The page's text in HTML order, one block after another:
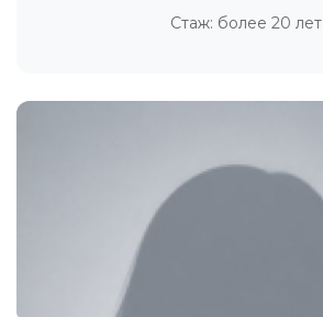
Стаж: более 20 лет